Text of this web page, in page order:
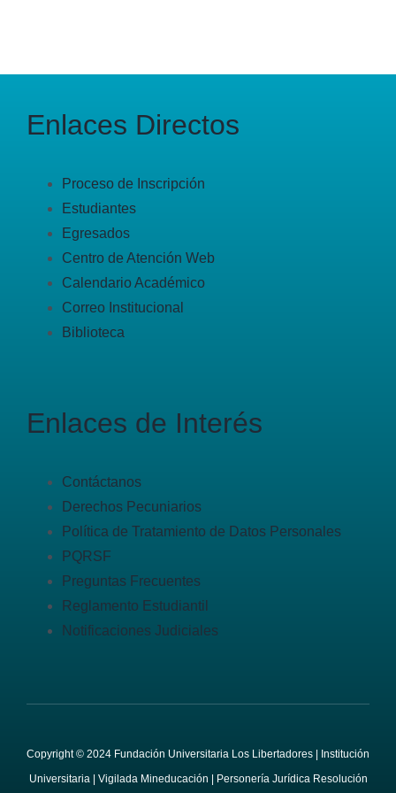
Enlaces Directos
Proceso de Inscripción
Estudiantes
Egresados
Centro de Atención Web
Calendario Académico
Correo Institucional
Biblioteca
Enlaces de Interés
Contáctanos
Derechos Pecuniarios
Política de Tratamiento de Datos Personales
PQRSF
Preguntas Frecuentes
Reglamento Estudiantil
Notificaciones Judiciales
Copyright © 2024 Fundación Universitaria Los Libertadores | Institución
Universitaria | Vigilada Mineducación | Personería Jurídica Resolución